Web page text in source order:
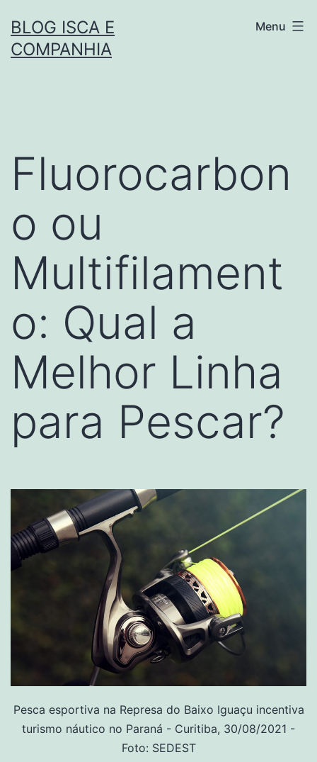
para
BLOG ISCA E
COMPANHIA
Menu
Fluorocarbon
o ou
Multifilament
o: Qual a
Melhor Linha
para Pescar?
Pesca esportiva na Represa do Baixo Iguaçu incentiva
turismo náutico no Paraná - Curitiba, 30/08/2021 -
Foto: SEDEST